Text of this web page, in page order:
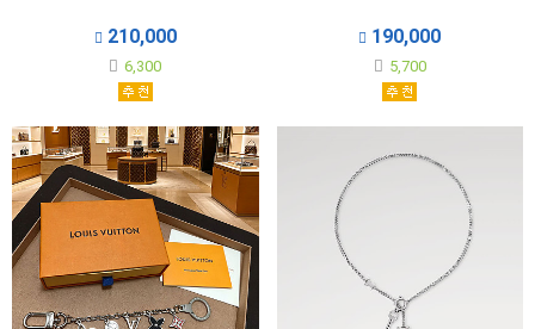
210,000
6,300
190,000
5,700